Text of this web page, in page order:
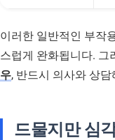
이러한 일반적인 부작
스럽게 완화됩니다. 그
우, 반드시 의사와 상
드물지만 심